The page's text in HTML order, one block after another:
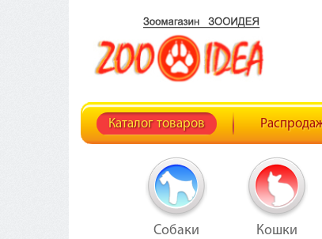
Каталог товаров
Собаки Кошки